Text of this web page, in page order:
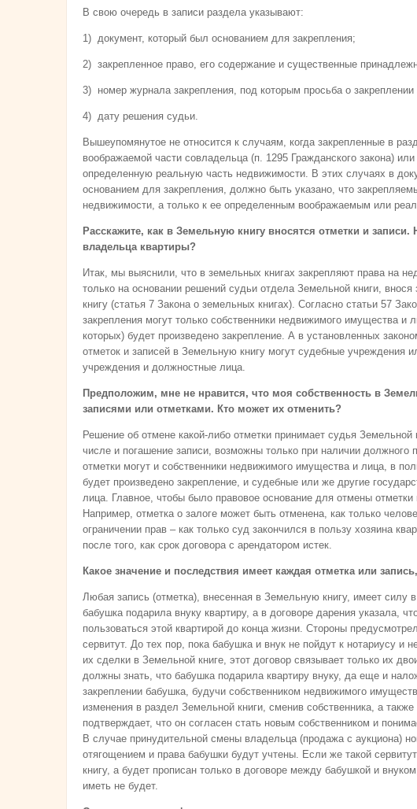
В свою очередь в записи раздела указывают:
1) документ, который был основанием для закрепления;
2) закрепленное право, его содержание и существенные
3) номер журнала закрепления, под которым просьба о
4) дату решения судьи.
Вышеупомянутое не относится к случаям, когда закрепленные в
воображаемой части совладельца (п. 1295 Гражданского закона)
определенную реальную часть недвижимости. В этих случаях в
основанием для закрепления, должно быть указано, что
недвижимости, а только к ее определенным воображаемым или
Расскажите, как в Земельную книгу вносятся отметки и записи.
владельца квартиры?
Итак, мы выяснили, что в земельных книгах закрепляют права на
только на основании решений судьи отдела Земельной книги,
книгу (статья 7 Закона о земельных книгах). Согласно статьи 57
закрепления могут только собственники недвижимого имущества и
которых) будет произведено закрепление. А в установленных
отметок и записей в Земельную книгу могут судебные учреждения
учреждения и должностные лица.
Предположим, мне не нравится, что моя собственность в
записями или отметками. Кто может их отменить?
Решение об отмене какой-либо отметки принимает судья Земельной
числе и погашение записи, возможны только при наличии должного
отметки могут и собственники недвижимого имущества и лица, в
будет произведено закрепление, и судебные или же другие
лица. Главное, чтобы было правовое основание для отмены
Например, отметка о залоге может быть отменена, как только
ограничении прав – как только суд закончился в пользу хозяина
после того, как срок договора с арендатором истек.
Какое значение и последствия имеет каждая отметка или
Любая запись (отметка), внесенная в Земельную книгу, имеет силу
бабушка подарила внуку квартиру, а в договоре дарения указала,
пользоваться этой квартирой до конца жизни. Стороны
сервитут. До тех пор, пока бабушка и внук не пойдут к нотариусу и
их сделки в Земельной книге, этот договор связывает только их
должны знать, что бабушка подарила квартиру внуку, да еще и
закреплении бабушка, будучи собственником недвижимого
изменения в раздел Земельной книги, сменив собственника, а также
подтверждает, что он согласен стать новым собственником и
В случае принудительной смены владельца (продажа с аукциона)
отягощением и права бабушки будут учтены. Если же такой
книгу, а будет прописан только в договоре между бабушкой и
иметь не будет.